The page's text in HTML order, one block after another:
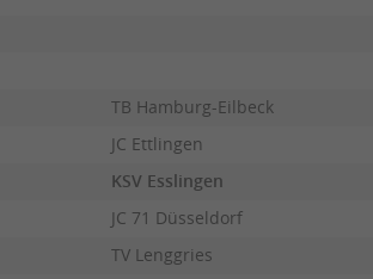
TB Hamburg-Eilbeck
JC Ettlingen
KSV Esslingen
JC 71 Düsseldorf
TV Lenggries